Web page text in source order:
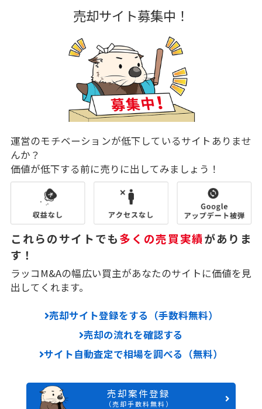
売却サイト募集中！
運営のモチベーションが低下しているサイトありませ
んか？
価値が低下する前に売りに出してみましょう！
これらのサイトでも多くの売買実績がありま
す！
ラッコM&Aの幅広い買主があなたのサイトに価値を見
出してくれます。
売却サイト登録をする（手数料無料）
売却の流れを確認する
サイト自動査定で相場を調べる（無料）
売却案件登録
（売却手数料無料）